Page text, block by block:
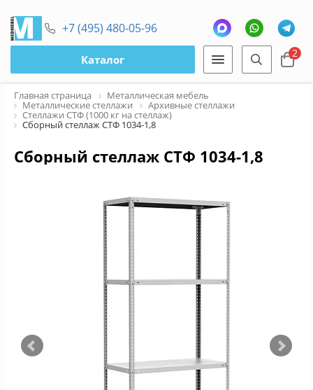
+7 (495) 480-05-96
Каталог 2
Главная страница Металлическая мебель
Металлические стеллажи Архивные стеллажи
Стеллажи СТФ (1000 кг на стеллаж)
Сборный стеллаж СТФ 1034-1,8
Сборный стеллаж СТФ 1034-1,8